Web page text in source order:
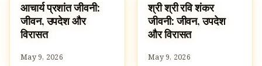
FAMOUS HINDUS
आचार्य प्रशांत जीवनी:
जीवन, उपदेश और
विरासत
May 9, 2026
FAMOUS HINDUS
श्री श्री रवि शंकर
जीवनी: जीवन, उपदेश
और विरासत
May 9, 2026